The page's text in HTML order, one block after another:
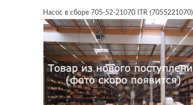
Насос в сборе 705-52-21070 ITR (7055221070)